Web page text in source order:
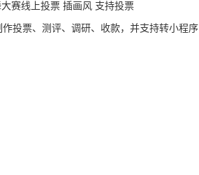
“舞动盛夏，粽情端午”广场舞大赛线上投票 插画风 支持投票
投票、测评、调研、收款，并支持转小程序